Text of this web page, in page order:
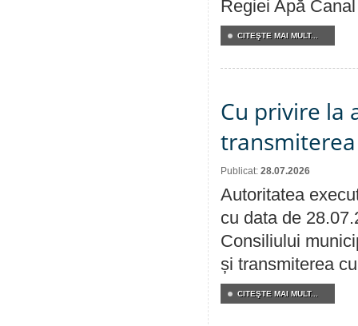
Regiei Apă
CITEŞTE MAI MULT...
Cu privire la
Publicat: 28.07.2026
Autoritatea
cu data de
Consiliului
și transmiterea
CITEŞTE MAI MULT...